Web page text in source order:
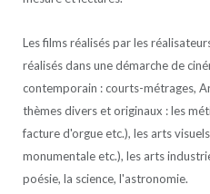
Les films réalisés par les
réalisés dans une démarche de
contemporain : courts-métrages,
thèmes divers et originaux : les
facture d'orgue etc.), les arts
monumentale etc.), les arts
poésie, la science, l'astronomie.